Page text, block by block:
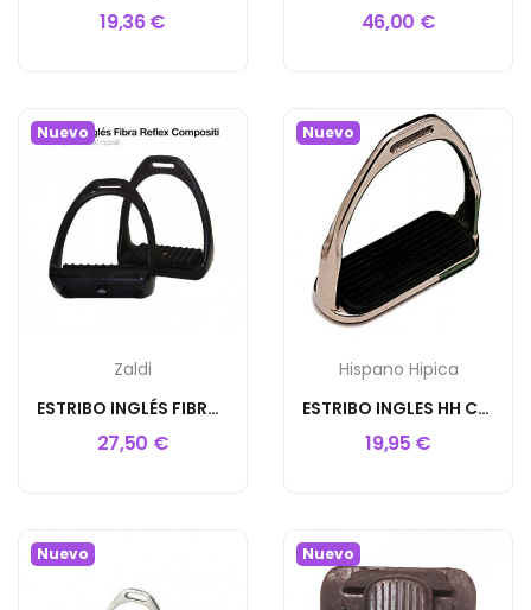
19,36 € 46,00 €
Nuevo
Zaldi
ESTRIBO INGLÉS FIBRA REFLEX COMPOSITI NEGRO
27,50 €
Nuevo
Hispano Hipica
ESTRIBO INGLES HH CLUB CROMADO CON TACO (PAR)
19,95 €
Nuevo Nuevo